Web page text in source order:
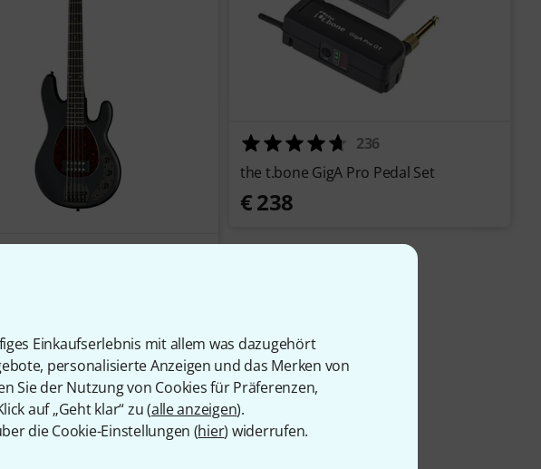
Einkaufserlebnis mit allem was dazugehört
personalisierte Anzeigen und das Merken von
Sie der Nutzung von Cookies für Präferenzen,
auf „Geht klar“ zu (alle anzeigen).
die Cookie-Einstellungen (hier) widerrufen.
236
the t.bone GigA Pro Pedal Set
€ 238